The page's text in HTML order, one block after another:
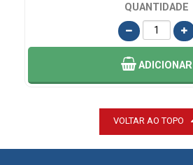
QUANTIDADE
ADICIONAR
VOLTAR AO TOPO